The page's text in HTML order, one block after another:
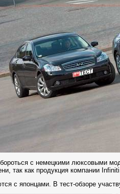
с немецкими люксовыми
так как продукция компании
с японцами. В тест-обзоре